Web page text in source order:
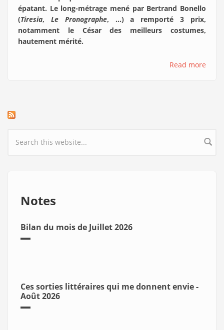
épatant. Le long-métrage mené par Bertrand Bonello
(Tiresia, Le Pronographe, ...) a remporté 3 prix,
notamment le César des meilleurs costumes,
hautement mérité.
Read more
Search form
Notes
Bilan du mois de Juillet 2026
Ces sorties littéraires qui me donnent envie -
Août 2026